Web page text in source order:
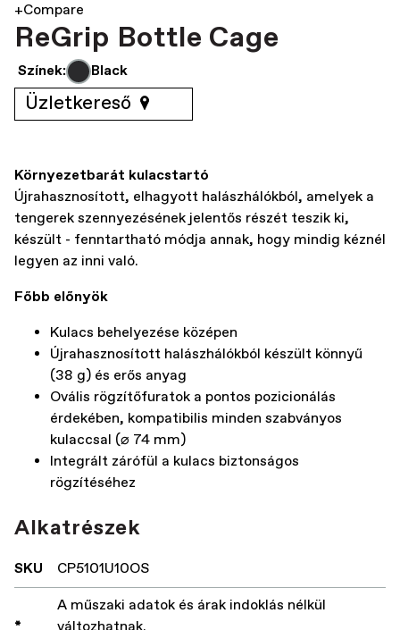
+Compare
ReGrip Bottle Cage
Színek: Black
Üzletkereső
Környezetbarát kulacstartó
Újrahasznosított, elhagyott halászhálókból, amelyek a
tengerek szennyezésének jelentős részét teszik ki,
készült - fenntartható módja annak, hogy mindig kéznél
legyen az inni való.
Főbb előnyök
Kulacs behelyezése középen
Újrahasznosított halászhálókból készült könnyű
(38 g) és erős anyag
Ovális rögzítőfuratok a pontos pozicionálás
érdekében, kompatibilis minden szabványos
kulaccsal (⌀ 74 mm)
Integrált zárófül a kulacs biztonságos
rögzítéséhez
Alkatrészek
SKU CP5101U10OS
A műszaki adatok és árak indoklás nélkül